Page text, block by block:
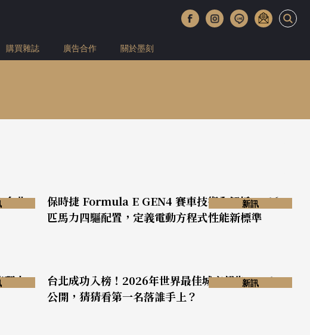
購買雜誌 廣告合作 關於墨刻
台北
保時捷 Formula E GEN4 賽車技術全解析：816
匹馬力四驅配置，定義電動方程式性能新標準
新訊
理大
台北成功入榜！2026年世界最佳城市報告 Top10
公開，猜猜看第一名落誰手上？
新訊